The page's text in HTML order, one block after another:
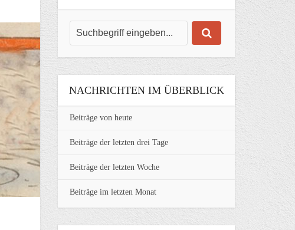
NACHRICHTEN IM ÜBERBLICK
Beiträge von heute
Beiträge der letzten drei Tage
Beiträge der letzten Woche
Beiträge im letzten Monat